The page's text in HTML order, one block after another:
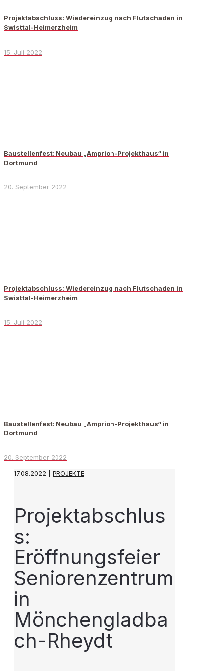
Projektabschluss: Wiedereinzug nach Flutschaden in
Swisttal-Heimerzheim
15. Juli 2022
Baustellenfest: Neubau „Amprion-Projekthaus“ in
Dortmund
20. September 2022
Projektabschluss: Wiedereinzug nach Flutschaden in
Swisttal-Heimerzheim
15. Juli 2022
Baustellenfest: Neubau „Amprion-Projekthaus“ in
Dortmund
20. September 2022
17.08.2022 | PROJEKTE
Projektabschlus
s:
Eröffnungsfeier
Seniorenzentrum
in
Mönchengladba
ch-Rheydt